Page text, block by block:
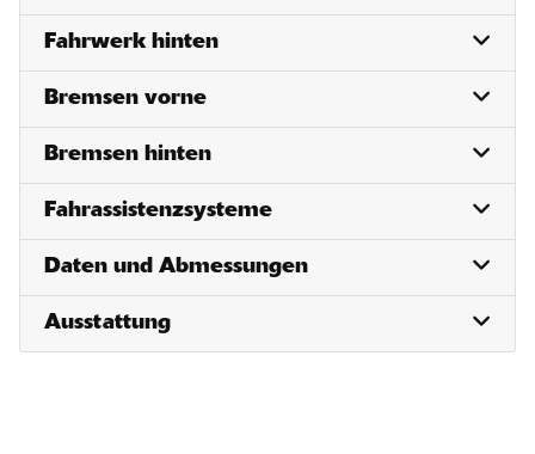
Fahrwerk hinten
Bremsen vorne
Bremsen hinten
Fahrassistenzsysteme
Daten und Abmessungen
Ausstattung